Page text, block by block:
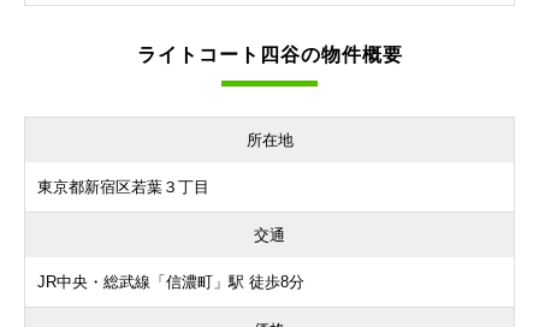
ライトコート四谷の物件概要
所在地
東京都新宿区若葉３丁目
交通
JR中央・総武線「信濃町」駅 徒歩8分